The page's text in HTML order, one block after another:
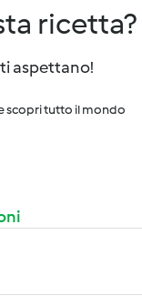
ricetta?
aspettano!
scopri tutto il mondo